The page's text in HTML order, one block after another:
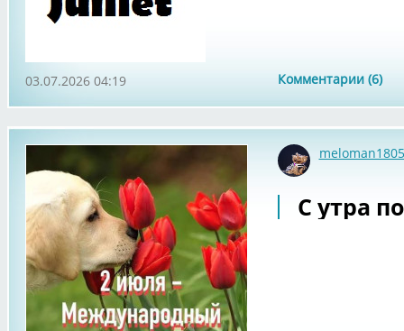
Комментарии (6)
03.07.2026 04:19
meloman1805
С утра